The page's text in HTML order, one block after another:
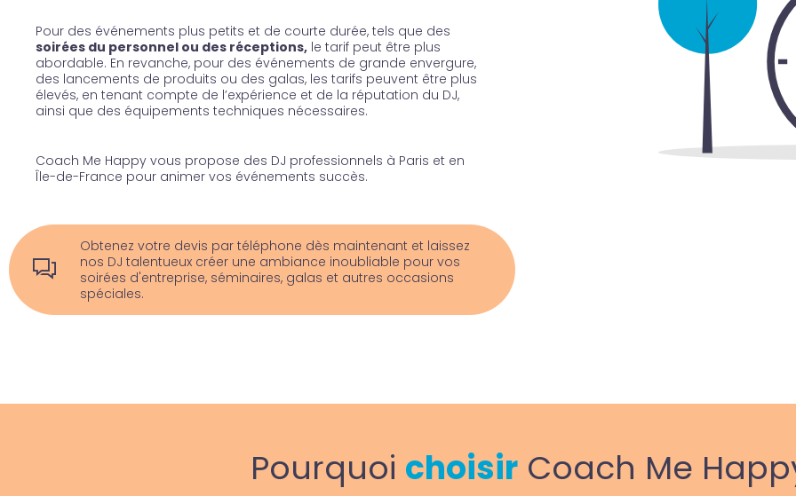
Pour des événements plus petits et de courte durée, tels que des
soirées du personnel ou des réceptions, le tarif peut être plus
abordable. En revanche, pour des événements de grande envergure,
des lancements de produits ou des galas, les tarifs peuvent être plus
élevés, en tenant compte de l’expérience et de la réputation du DJ,
ainsi que des équipements techniques nécessaires.
Coach Me Happy vous propose des DJ professionnels à Paris et en
Île-de-France pour animer vos événements succès.
Obtenez votre devis par téléphone dès maintenant et laissez
nos DJ talentueux créer une ambiance inoubliable pour vos
soirées d'entreprise, séminaires, galas et autres occasions
spéciales.
Pourquoi choisirCoach Me